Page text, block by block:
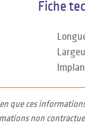
Fiche
que ces
non